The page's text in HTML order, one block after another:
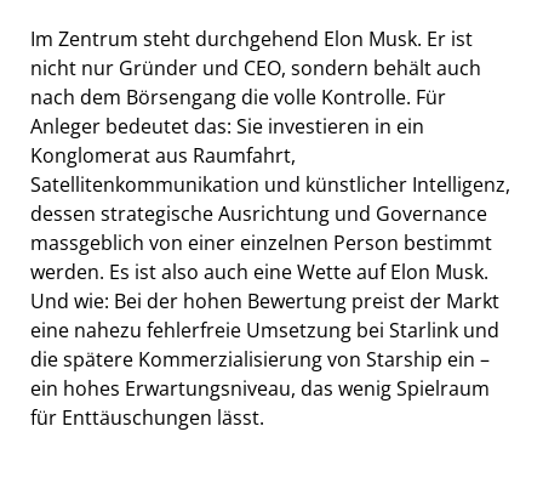
Im Zentrum steht durchgehend Elon Musk. Er ist
nicht nur Gründer und CEO, sondern behält auch
nach dem Börsengang die volle Kontrolle. Für
Anleger bedeutet das: Sie investieren in ein
Konglomerat aus Raumfahrt,
Satellitenkommunikation und künstlicher Intelligenz,
dessen strategische Ausrichtung und Governance
massgeblich von einer einzelnen Person bestimmt
werden. Es ist also auch eine Wette auf Elon Musk.
Und wie: Bei der hohen Bewertung preist der Markt
eine nahezu fehlerfreie Umsetzung bei Starlink und
die spätere Kommerzialisierung von Starship ein –
ein hohes Erwartungsniveau, das wenig Spielraum
für Enttäuschungen lässt.